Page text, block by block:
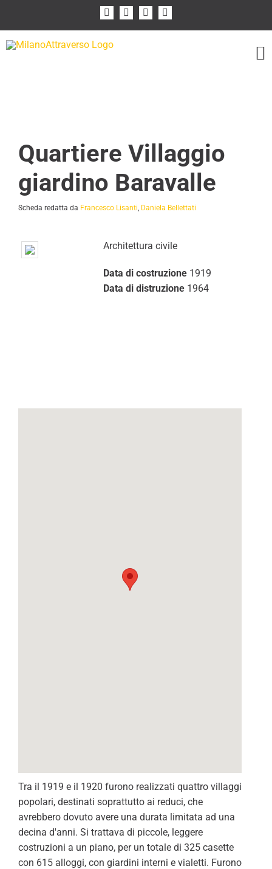
contenuto
FacebookInstagram
Flickr
Quartiere Villaggio
giardino Baravalle
Scheda redatta da Francesco Lisanti, Daniela Bellettati
Architettura civile
Data di costruzione1919
Data di distruzione1964
Tra il 1919 e il 1920 furono realizzati quattro villaggi
popolari, destinati soprattutto ai reduci, che
avrebbero dovuto avere una durata limitata ad una
decina d'anni. Si trattava di piccole, leggere
costruzioni a un piano, per un totale di 325 casette
con 615 alloggi, con giardini interni e vialetti. Furono